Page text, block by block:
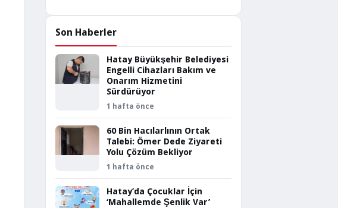
Son Haberler
Hatay Büyükşehir Belediyesi
Engelli Cihazları Bakım ve
Onarım Hizmetini
Sürdürüyor
1 hafta önce
60 Bin Hacılarlının Ortak
Talebi: Ömer Dede Ziyareti
Yolu Çözüm Bekliyor
1 hafta önce
Hatay’da Çocuklar İçin
‘Mahallemde Şenlik Var’